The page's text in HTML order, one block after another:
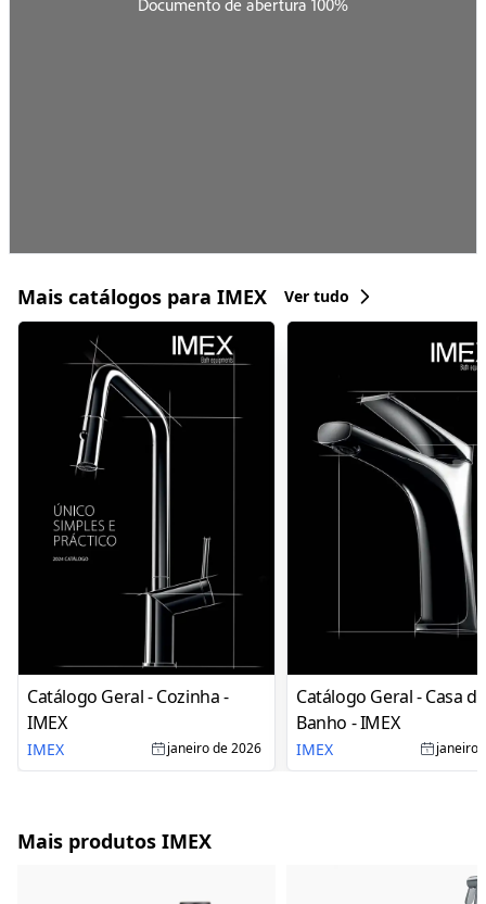
Mais catálogos para IMEX Ver tudo
Catálogo Geral - Cozinha -
IMEX
IMEX janeiro de 2026
Catálogo Geral - Casa de
Banho - IMEX
IMEX janeiro
Mais produtos IMEX